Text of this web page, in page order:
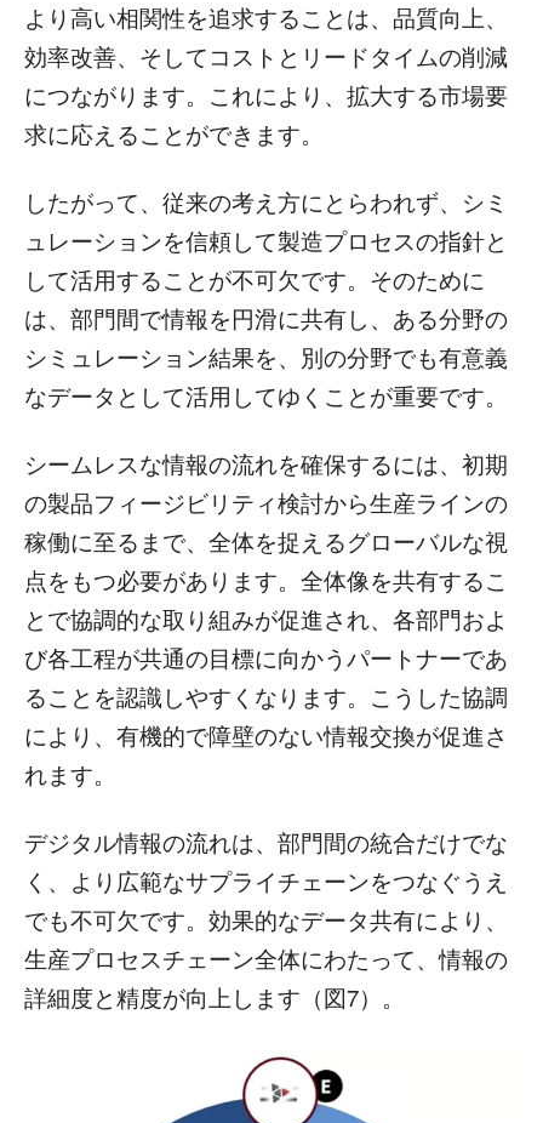
より高い相関性を追求することは、品質向上、
効率改善、そしてコストとリードタイムの削減
につながります。これにより、拡大する市場要
求に応えることができます。
したがって、従来の考え方にとらわれず、シミ
ュレーションを信頼して製造プロセスの指針と
して活用することが不可欠です。そのために
は、部門間で情報を円滑に共有し、ある分野の
シミュレーション結果を、別の分野でも有意義
なデータとして活用してゆくことが重要です。
シームレスな情報の流れを確保するには、初期
の製品フィージビリティ検討から生産ラインの
稼働に至るまで、全体を捉えるグローバルな視
点をもつ必要があります。全体像を共有するこ
とで協調的な取り組みが促進され、各部門およ
び各工程が共通の目標に向かうパートナーであ
ることを認識しやすくなります。こうした協調
により、有機的で障壁のない情報交換が促進さ
れます。
デジタル情報の流れは、部門間の統合だけでな
く、より広範なサプライチェーンをつなぐうえ
でも不可欠です。効果的なデータ共有により、
生産プロセスチェーン全体にわたって、情報の
詳細度と精度が向上します（図7）。